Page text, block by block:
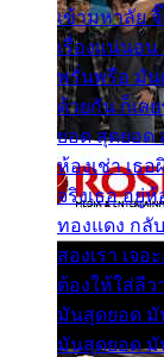
เข้ามหาลัย
เรื่องแน่นอ
พรั่นพรือ มัน
ด้วยกัน ก็เล
ยอด สุดยอด
ห้องเช่า เธ
จริงเธอ อยู่
ทองแดง กลั
สองเรา เจ
ต้องให้ใส่ลี
มันสุดยอด
มันสุดยอด มั